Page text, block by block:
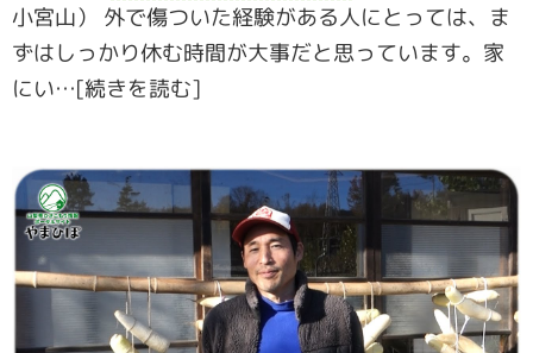
小宮山） 外で傷ついた経験がある人にとっては、ま
ずはしっかり休む時間が大事だと思っています。家
にい…[続きを読む]